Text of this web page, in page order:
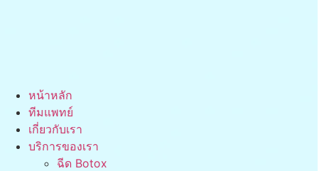
หน้าหลัก
ทีมแพทย์
เกี่ยวกับเรา
บริการของเรา
ฉีด Botox